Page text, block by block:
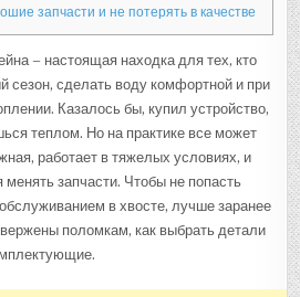
запчасти и не потерять в качестве
– настоящая находка для тех, кто
сезон, сделать воду комфортной и при
Казалось бы, купил устройство,
теплом. Но на практике все может
работает в тяжелых условиях, и
менять запчасти. Чтобы не попасть
в хвосте, лучше заранее
поломкам, как выбрать детали